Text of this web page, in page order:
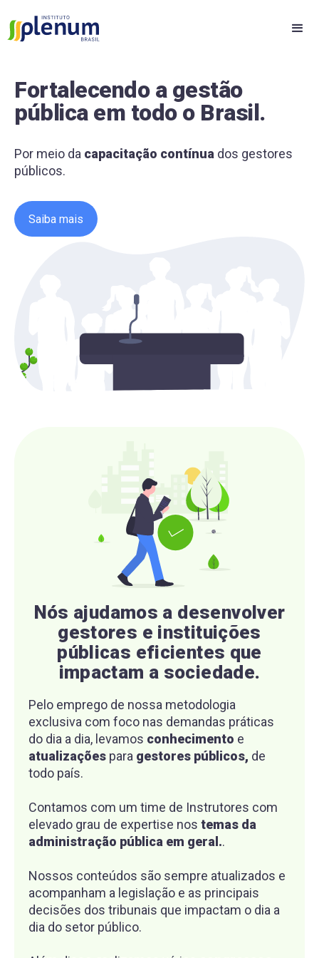
Fortalecendo a gestão
pública em todo o Brasil.
Por meio da capacitação contínua dos gestores
públicos.
Saiba mais
Nós ajudamos a desenvolver
gestores e instituições
públicas eficientes que
impactam a sociedade.
Pelo emprego de nossa metodologia
exclusiva com foco nas demandas práticas
do dia a dia, levamos conhecimento e
atualizações para gestores públicos, de
todo país.
Contamos com um time de Instrutores com
elevado grau de expertise nos temas da
administração pública em geral..
Nossos conteúdos são sempre atualizados e
acompanham a legislação e as principais
decisões dos tribunais que impactam o dia a
dia do setor público.